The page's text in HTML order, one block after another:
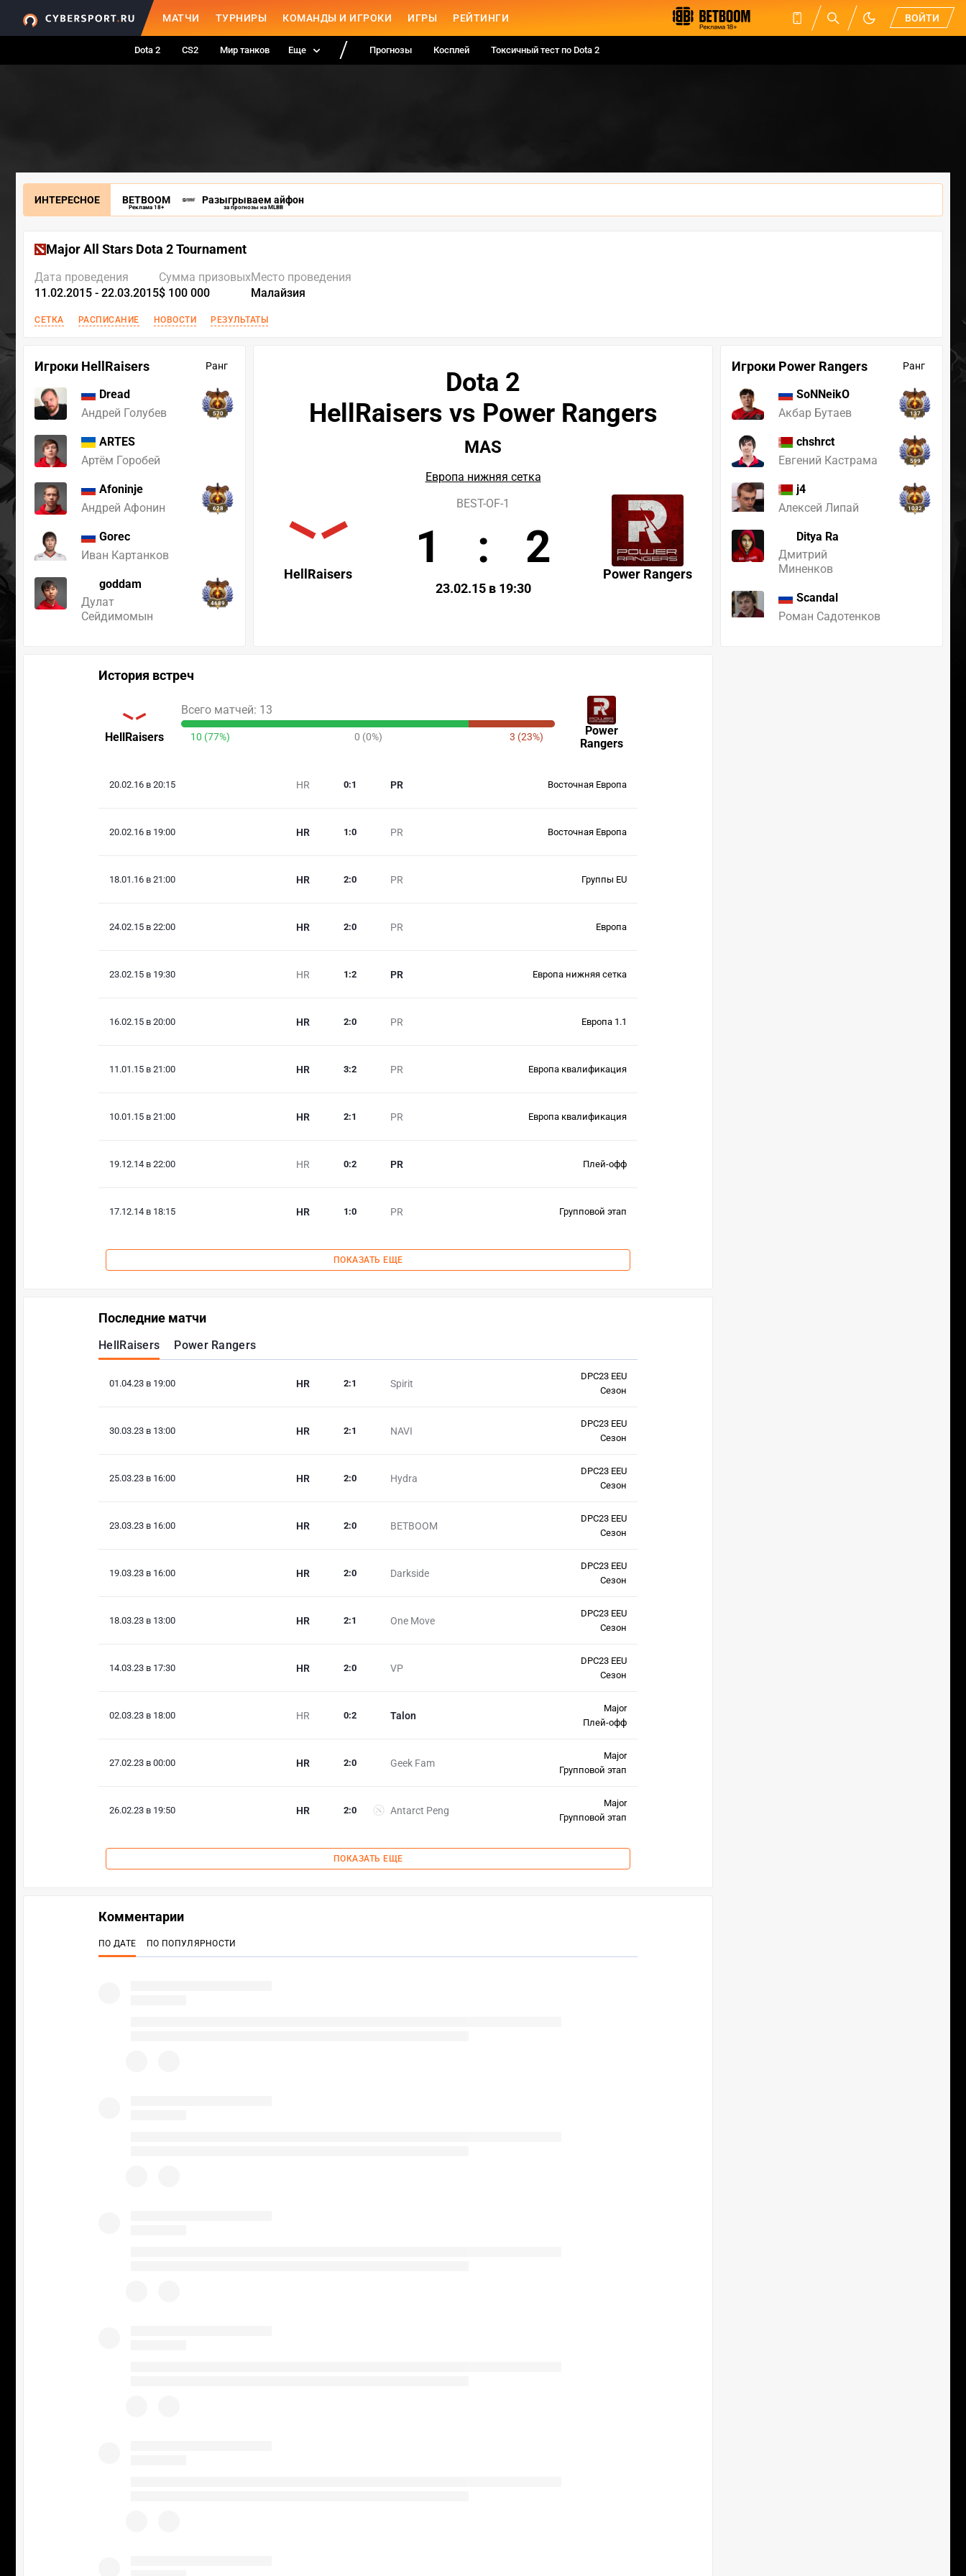
МАТЧИ ТУРНИРЫ КОМАНДЫ И ИГРОКИ ИГРЫ РЕЙТИНГИ ВОЙТИ
Dota 2 CS2 Мир танков Еще Прогнозы Косплей Токсичный тест по Dota 2
ИНТЕРЕСНОЕ BETBOOM
Реклама 18+
Разыгрываем айфон
за прогнозы на MLBB
Major All Stars Dota 2 Tournament
Дата проведения
11.02.2015 - 22.03.2015
Сумма призовых
$ 100 000
Место проведения
Малайзия
СЕТКА РАСПИСАНИЕ НОВОСТИ РЕЗУЛЬТАТЫ
Игроки HellRaisers Ранг
Dread
Андрей Голубев
570
ARTES
Артём Горобей
Afoninje
Андрей Афонин
628
Gorec
Иван Картанков
goddam
Дулат
Сейдимомын
4689
Игроки Power Rangers Ранг
SoNNeikO
Акбар Бутаев
137
chshrct
Евгений Кастрама
599
j4
Алексей Липай
1032
Ditya Ra
Дмитрий
Миненков
Scandal
Роман Садотенков
Dota 2
HellRaisers vs Power Rangers
MAS
Европа нижняя сетка
HellRaisers Power Rangers
BEST-OF-1
1 : 2
23.02.15 в 19:30
История встреч
HellRaisers
Power
Rangers
Всего матчей: 13
10 (77%) 0 (0%) 3 (23%)
20.02.16 в 20:15 HR PR
0:1 Восточная Европа
20.02.16 в 19:00 HR PR
1 :0 Восточная Европа
18.01.16 в 21:00 HR PR
2:0 Группы EU
24.02.15 в 22:00 HR PR
2:0 Европа
23.02.15 в 19:30 HR PR
1 :2 Европа нижняя сетка
16.02.15 в 20:00 HR PR
2:0 Европа 1.1
11.01.15 в 21:00 HR PR
3:2 Европа квалификация
10.01.15 в 21:00 HR PR
2:1 Европа квалификация
19.12.14 в 22:00 HR PR
0:2 Плей-офф
17.12.14 в 18:15 HR PR
1 :0 Групповой этап
ПОКАЗАТЬ ЕЩЕ
Последние матчи
HellRaisers Power Rangers
01.04.23 в 19:00 HR Spirit
2:1
DPC23 EEU
Сезон
30.03.23 в 13:00 HR NAVI
2:1
DPC23 EEU
Сезон
25.03.23 в 16:00 HR Hydra
2:0
DPC23 EEU
Сезон
23.03.23 в 16:00 HR BETBOOM
2:0
DPC23 EEU
Сезон
19.03.23 в 16:00 HR Darkside
2:0
DPC23 EEU
Сезон
18.03.23 в 13:00 HR One Move
2:1
DPC23 EEU
Сезон
14.03.23 в 17:30 HR VP
2:0
DPC23 EEU
Сезон
02.03.23 в 18:00 HR Talon
0:2
Major
Плей-офф
27.02.23 в 00:00 HR Geek Fam
2:0
Major
Групповой этап
26.02.23 в 19:50 HR Antarct Peng
2:0
Major
Групповой этап
ПОКАЗАТЬ ЕЩЕ
Комментарии
ПО ДАТЕ ПО ПОПУЛЯРНОСТИ